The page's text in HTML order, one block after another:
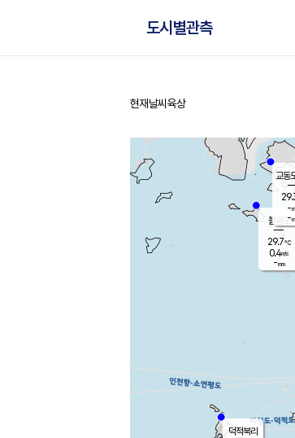
도시별관측
홈
현재날씨 육상
볼음도
29.7℃
0.4m/s
-mm
덕적북리
교동
-
-